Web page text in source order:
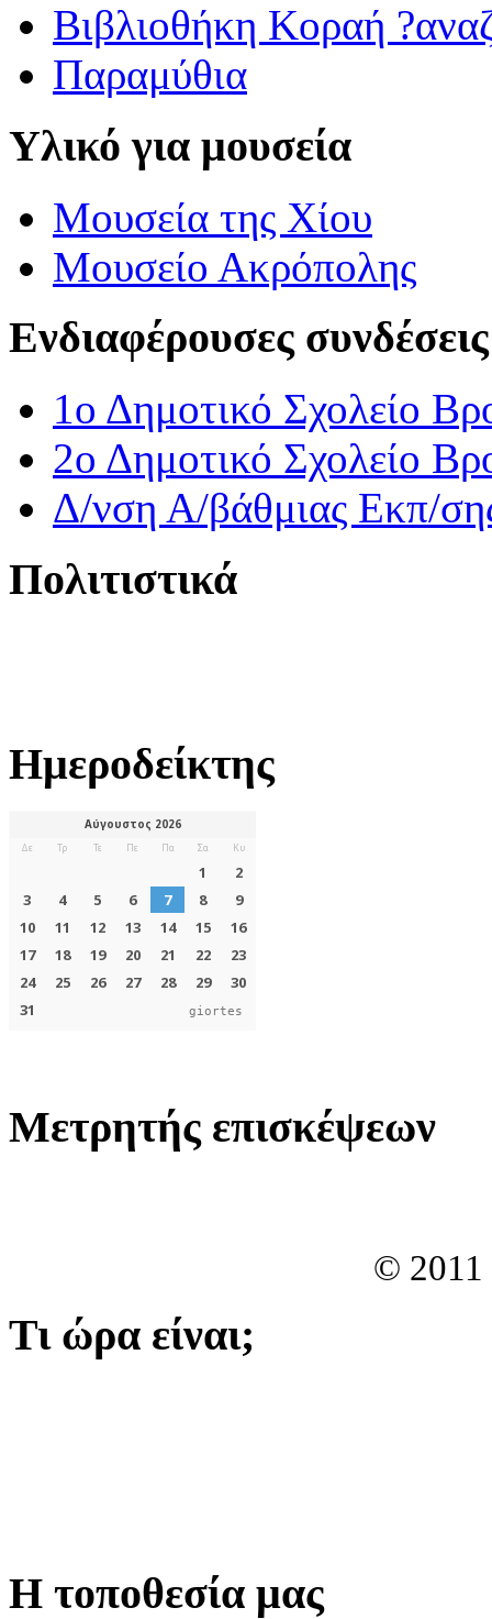
Βιβλιοθήκη Κοραή
Παραμύθια
Υλικό για μουσεία
Μουσεία της Χίου
Μουσείο Ακρόπολης
Ενδιαφέρουσες συνδέσεις
1ο Δημοτικό Σχολείο
2ο Δημοτικό Σχολείο
Δ/νση Α/βάθμιας Εκπ/
Πολιτιστικά
Ημεροδείκτης
giortes
Μετρητής επισκέψεων
©
Τι ώρα είναι;
Η τοποθεσία μας